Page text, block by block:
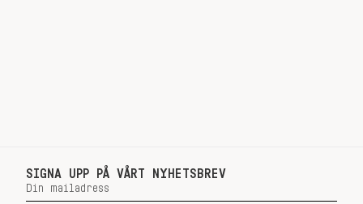
SIGNA UPP PÅ VÅRT NYHETSBREV